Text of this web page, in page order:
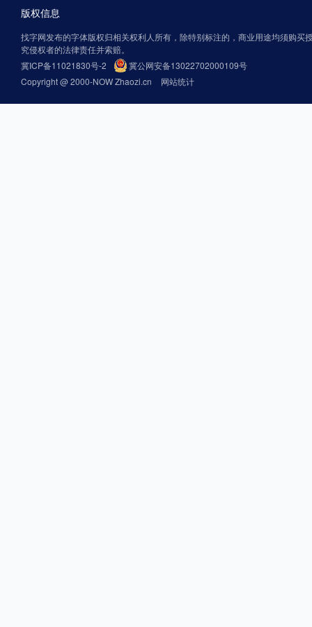
版权信息
找字网发布的字体版权归相关权利人所有，除特别标注的，商业用途均须购买
究侵权者的法律责任并索赔。
冀ICP备11021830号-2
冀公网安备13022702000109号
Copyright @ 2000-NOW Zhaozi.cn
网站统计